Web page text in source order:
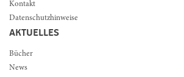
Kontakt
Datenschutzhinweise
AKTUELLES
Bücher
News